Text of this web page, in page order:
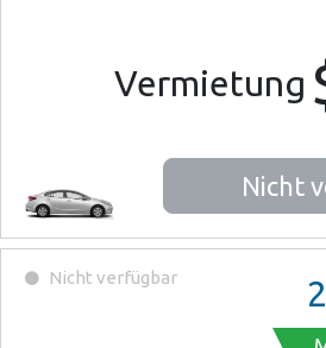
Vermietung
Nicht
Nicht verfügbar